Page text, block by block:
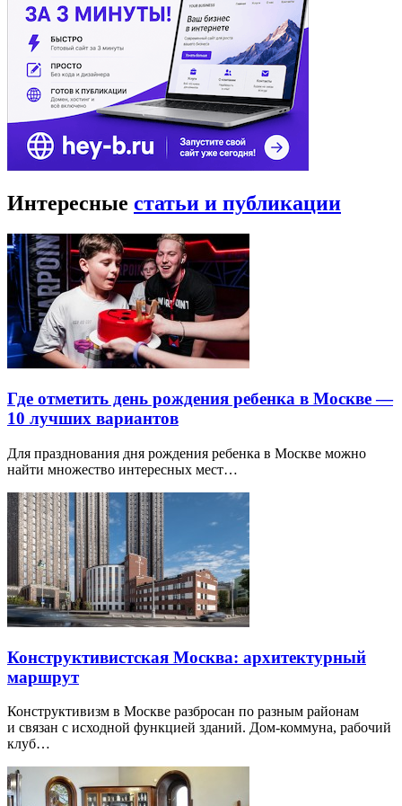
Интересные статьи и публикации
Где отметить день рождения ребенка в Москве —
10 лучших вариантов
Для празднования дня рождения ребенка в Москве можно
найти множество интересных мест…
Конструктивистская Москва: архитектурный
маршрут
Конструктивизм в Москве разбросан по разным районам
и связан с исходной функцией зданий. Дом-коммуна, рабочий
клуб…